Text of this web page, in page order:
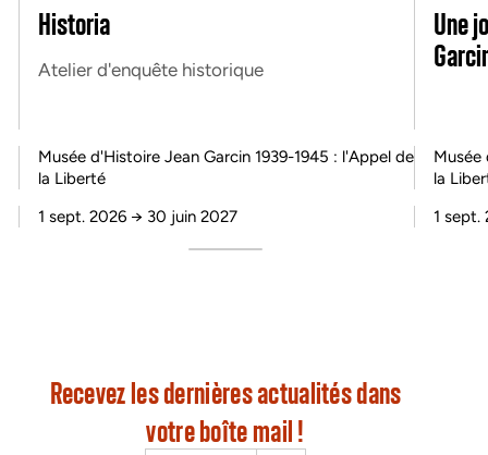
Historia
Atelier d'enquête historique
Musée d'Histoire Jean Garcin 1939-1945 : l'Appel de
la Liberté
1 sept. 2026→ 30 juin 2027
Une
Musée
la
1 sept.
Recevez les dernières actualités dans
votre boîte mail !